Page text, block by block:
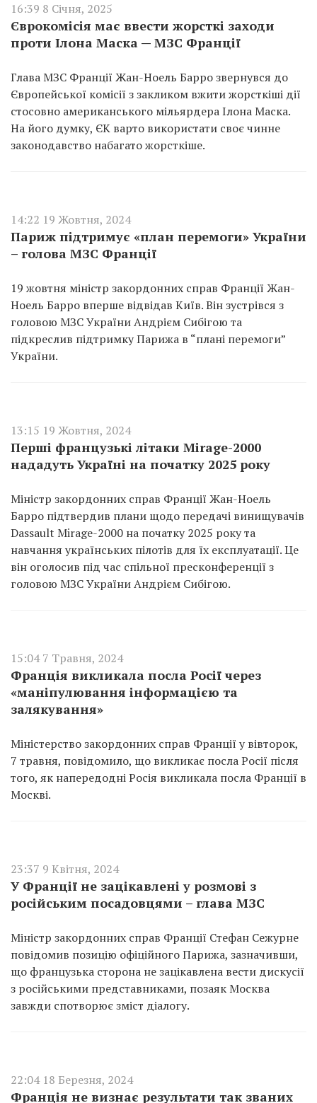
16:39 8 Січня, 2025
Єврокомісія має ввести жорсткі заходи
проти Ілона Маска — МЗС Франції
Глава МЗС Франції Жан-Ноель Барро звернувся до
Європейської комісії з закликом вжити жорсткіші дії
стосовно американського мільярдера Ілона Маска.
На його думку, ЄК варто використати своє чинне
законодавство набагато жорсткіше.
14:22 19 Жовтня, 2024
Париж підтримує «план перемоги» України
– голова МЗС Франції
19 жовтня міністр закордонних справ Франції Жан-
Ноель Барро вперше відвідав Київ. Він зустрівся з
головою МЗС України Андрієм Сибігою та
підкреслив підтримку Парижа в “плані перемоги”
України.
13:15 19 Жовтня, 2024
Перші французькі літаки Mirage-2000
нададуть Україні на початку 2025 року
Міністр закордонних справ Франції Жан-Ноель
Барро підтвердив плани щодо передачі винищувачів
Dassault Mirage-2000 на початку 2025 року та
навчання українських пілотів для їх експлуатації. Це
він оголосив під час спільної пресконференції з
головою МЗС України Андрієм Сибігою.
15:04 7 Травня, 2024
Франція викликала посла Росії через
«маніпулювання інформацією та
залякування»
Міністерство закордонних справ Франції у вівторок,
7 травня, повідомило, що викликає посла Росії після
того, як напередодні Росія викликала посла Франції в
Москві.
23:37 9 Квітня, 2024
У Франції не зацікавлені у розмові з
російським посадовцями – глава МЗС
Міністр закордонних справ Франції Стефан Сежурне
повідомив позицію офіційного Парижа, зазначивши,
що французька сторона не зацікавлена вести дискусії
з російськими представниками, позаяк Москва
завжди спотворює зміст діалогу.
22:04 18 Березня, 2024
Франція не визнає результати так званих